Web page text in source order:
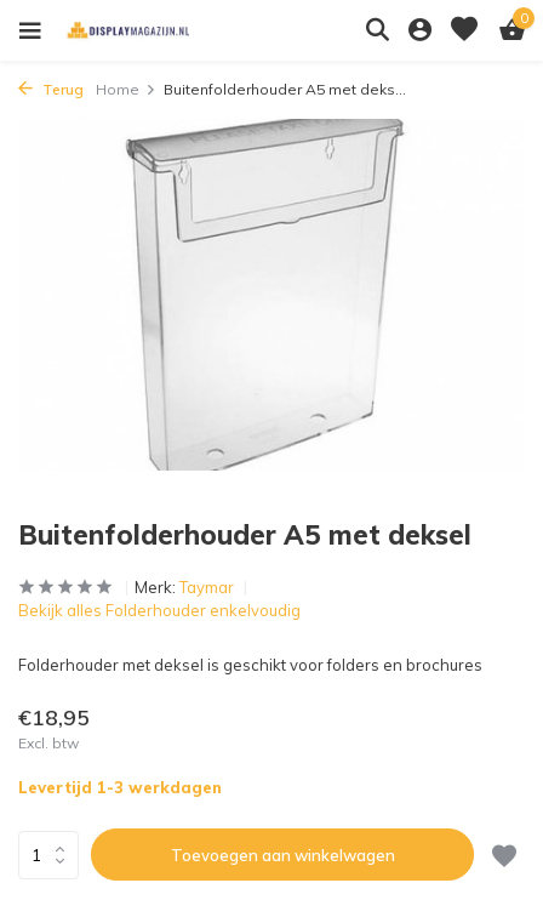
0
Terug Home Buitenfolderhouder A5 met deks...
Buitenfolderhouder A5 met deksel
Merk:Taymar
Bekijk alles Folderhouder enkelvoudig
Folderhouder met deksel is geschikt voor folders en brochures
€18,95
Excl. btw
Levertijd 1-3 werkdagen
Toevoegen aan winkelwagen